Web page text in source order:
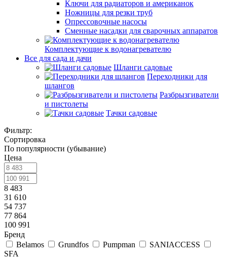
Ключи для радиаторов и американок
Ножницы для резки труб
Опрессовочные насосы
Сменные насадки для сварочных аппаратов
Комплектующие к водонагревателю
Все для сада и дачи
Шланги садовые
Переходники для
шлангов
Разбрызгиватели
и пистолеты
Тачки садовые
Фильтр:
Сортировка
По популярности (убывание)
Цена
8 483
31 610
54 737
77 864
100 991
Бренд
Belamos
Grundfos Pumpman
SANIACCESS
SFA